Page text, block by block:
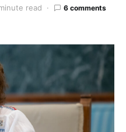
read 6 comments